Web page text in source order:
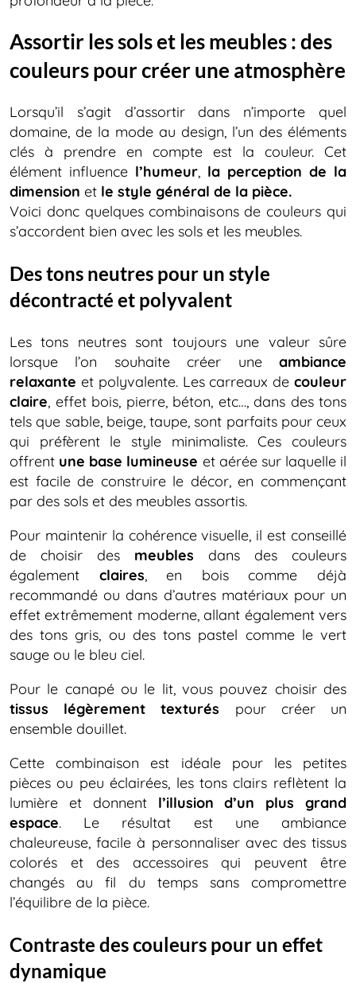
Assortir les sols et les meubles : des
couleurs pour créer une atmosphère
Lorsqu’il s’agit d’assortir dans n’importe quel
domaine, de la mode au design, l’un des éléments
clés à prendre en compte est la couleur. Cet
élément influence l’humeur, la perception de la
dimension et le style général de la pièce.
Voici donc quelques combinaisons de couleurs qui
s’accordent bien avec les sols et les meubles.
Des tons neutres pour un style
décontracté et polyvalent
Les tons neutres sont toujours une valeur sûre
lorsque l’on souhaite créer une ambiance
relaxante et polyvalente. Les carreaux de couleur
claire, effet bois, pierre, béton, etc…, dans des tons
tels que sable, beige, taupe, sont parfaits pour ceux
qui préfèrent le style minimaliste. Ces couleurs
offrent une base lumineuse et aérée sur laquelle il
est facile de construire le décor, en commençant
par des sols et des meubles assortis.
Pour maintenir la cohérence visuelle, il est conseillé
de choisir des meubles dans des couleurs
également claires, en bois comme déjà
recommandé ou dans d’autres matériaux pour un
effet extrêmement moderne, allant également vers
des tons gris, ou des tons pastel comme le vert
sauge ou le bleu ciel.
Pour le canapé ou le lit, vous pouvez choisir des
tissus légèrement texturés pour créer un
ensemble douillet.
Cette combinaison est idéale pour les petites
pièces ou peu éclairées, les tons clairs reflètent la
lumière et donnent l’illusion d’un plus grand
espace. Le résultat est une ambiance
chaleureuse, facile à personnaliser avec des tissus
colorés et des accessoires qui peuvent être
changés au fil du temps sans compromettre
l’équilibre de la pièce.
Contraste des couleurs pour un effet
dynamique